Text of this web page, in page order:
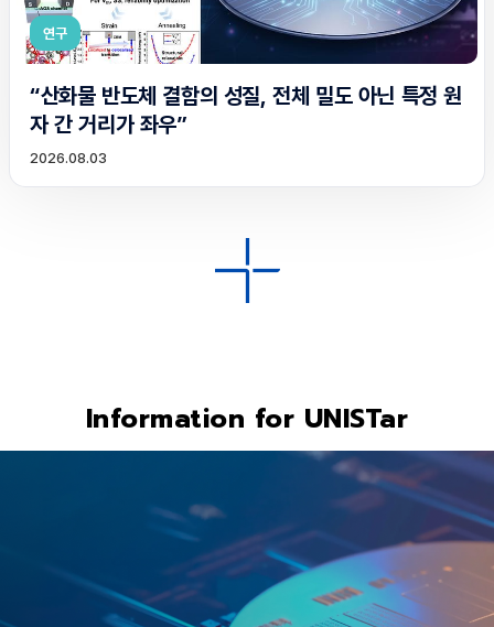
연구
“산화물 반도체 결함의 성질, 전체 밀도 아닌 특정 원
자 간 거리가 좌우”
2026.08.03
Information for UNISTar